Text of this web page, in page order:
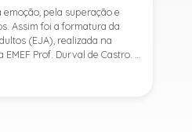
pela superação e
Assim foi a formatura da
(EJA), realizada na
Prof. Durval de Castro. A
dos estudos de 53
ao marcar a primeira